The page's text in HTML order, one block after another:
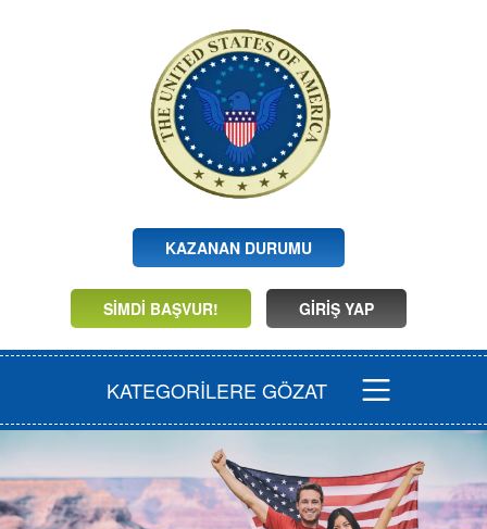
KAZANAN DURUMU
SIMDI BAŞVUR! GİRİŞ YAP
KATEGORİLERE GÖZAT